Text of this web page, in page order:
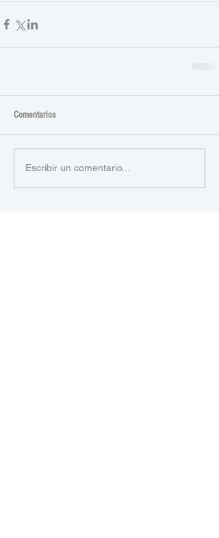
Comentarios
Escribir un comentario...